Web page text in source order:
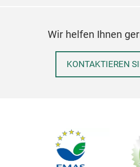
Wir helfen Ihnen
KONTAKTIEREN